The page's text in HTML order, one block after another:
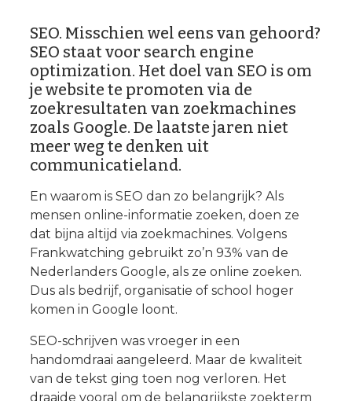
SEO. Misschien wel eens van gehoord?
SEO staat voor search engine
optimization. Het doel van SEO is om
je website te promoten via de
zoekresultaten van zoekmachines
zoals Google. De laatste jaren niet
meer weg te denken uit
communicatieland.
En waarom is SEO dan zo belangrijk? Als
mensen online-informatie zoeken, doen ze
dat bijna altijd via zoekmachines. Volgens
Frankwatching gebruikt zo’n 93% van de
Nederlanders Google, als ze online zoeken.
Dus als bedrijf, organisatie of school hoger
komen in Google loont.
SEO-schrijven was vroeger in een
handomdraai aangeleerd. Maar de kwaliteit
van de tekst ging toen nog verloren. Het
draaide vooral om de belangrijkste zoekterm